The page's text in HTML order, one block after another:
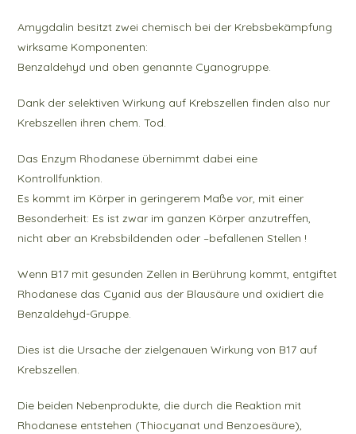
Amygdalin besitzt zwei chemisch bei der Krebsbekämpfung
wirksame Komponenten:
Benzaldehyd und oben genannte Cyanogruppe.
Dank der selektiven Wirkung auf Krebszellen finden also nur
Krebszellen ihren chem. Tod.
Das Enzym Rhodanese übernimmt dabei eine
Kontrollfunktion.
Es kommt im Körper in geringerem Maße vor, mit einer
Besonderheit: Es ist zwar im ganzen Körper anzutreffen,
nicht aber an Krebsbildenden oder –befallenen Stellen !
Wenn B17 mit gesunden Zellen in Berührung kommt, entgiftet
Rhodanese das Cyanid aus der Blausäure und oxidiert die
Benzaldehyd-Gruppe.
Dies ist die Ursache der zielgenauen Wirkung von B17 auf
Krebszellen.
Die beiden Nebenprodukte, die durch die Reaktion mit
Rhodanese entstehen (Thiocyanat und Benzoesäure),